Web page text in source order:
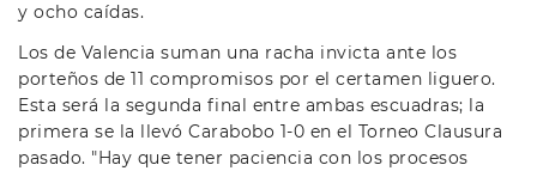
y ocho caídas.
Los de Valencia suman una racha invicta ante los
porteños de 11 compromisos por el certamen liguero.
Esta será la segunda final entre ambas escuadras; la
primera se la llevó Carabobo 1-0 en el Torneo Clausura
pasado. "Hay que tener paciencia con los procesos